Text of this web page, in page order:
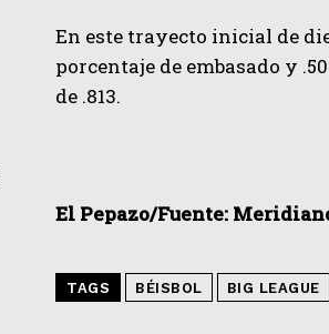
En este trayecto inicial de
porcentaje de embasado y
de .813.
El Pepazo/‎‎Fuente:
TAGS BÉISBOL BIG LEAGUE